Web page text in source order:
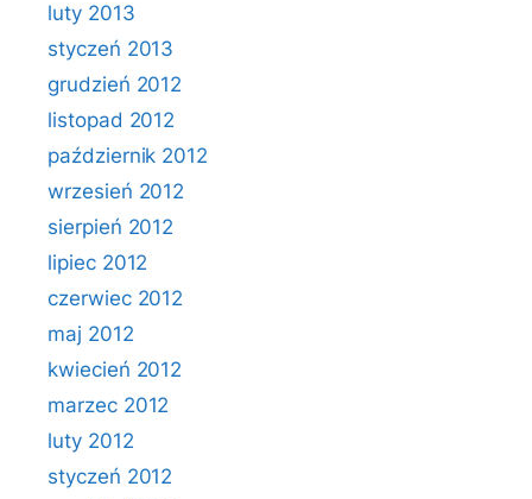
luty 2013
styczeń 2013
grudzień 2012
listopad 2012
październik 2012
wrzesień 2012
sierpień 2012
lipiec 2012
czerwiec 2012
maj 2012
kwiecień 2012
marzec 2012
luty 2012
styczeń 2012